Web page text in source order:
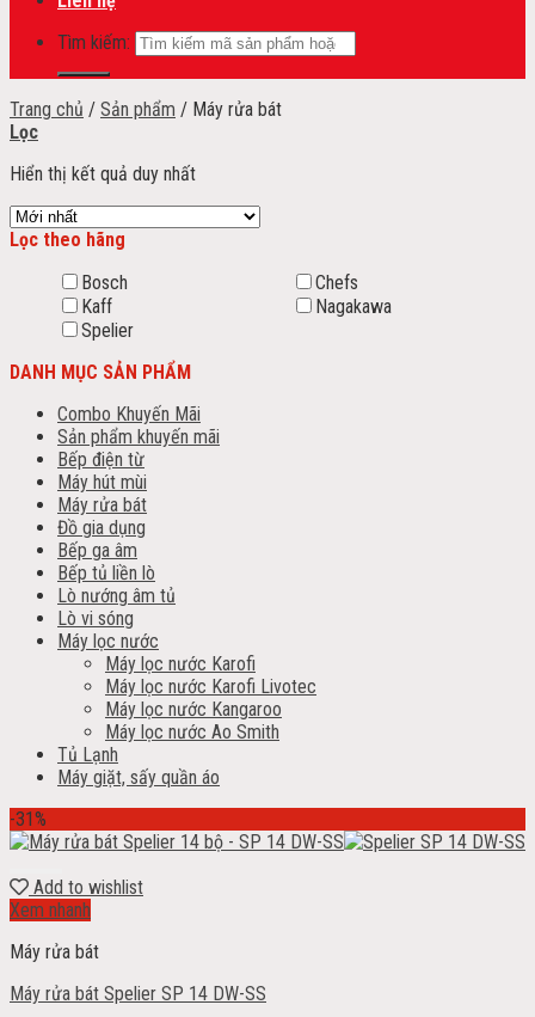
Tìm kiếm:
Trang chủ / Sản phẩm / Máy rửa bát
Lọc
Hiển thị kết quả duy nhất
Lọc theo hãng
Bosch
Chefs
Kaff
Nagakawa
Spelier
DANH MỤC SẢN PHẨM
Combo Khuyến Mãi
Sản phẩm khuyến mãi
Bếp điện từ
Máy hút mùi
Máy rửa bát
Đồ gia dụng
Bếp ga âm
Bếp tủ liền lò
Lò nướng âm tủ
Lò vi sóng
Máy lọc nước
Máy lọc nước Karofi
Máy lọc nước Karofi Livotec
Máy lọc nước Kangaroo
Máy lọc nước Ao Smith
Tủ Lạnh
Máy giặt, sấy quần áo
-31%
Add to wishlist
Xem nhanh
Máy rửa bát
Máy rửa bát Spelier SP 14 DW-SS